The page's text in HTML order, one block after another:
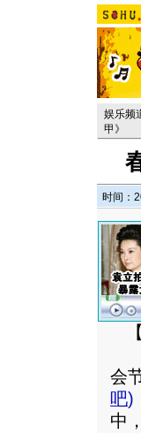
娱乐频
甲》
时间：
【
会
吧)
中